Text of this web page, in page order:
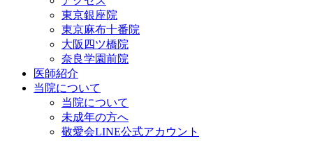
東京銀座院
東京麻布十番院
大阪四ツ橋院
奈良学園前院
医師紹介
当院について
当院について
未成年の方へ
敬愛会LINE公式アカウント